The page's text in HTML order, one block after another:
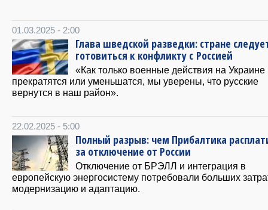
01.03.2025 - 2:00
Глава шведской разведки: стране
готовиться к конфликту с Россией
«Как только военные действия на Украине
прекратятся или уменьшатся, мы уверены, что русские
вернутся в наш район».
22.02.2025 - 5:00
Полный разрыв: чем Прибалтика
за отключение от России
Отключение от БРЭЛЛ и интеграция в
европейскую энергосистему потребовали больших
модернизацию и адаптацию.